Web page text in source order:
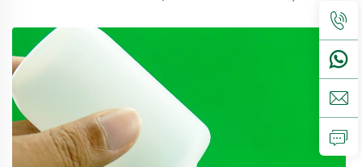
alimentare.Volum5ml 10ml 15mlcontactați-ne pentru
personalizareCapac misturător, capace cu filet, capace cu
disc...